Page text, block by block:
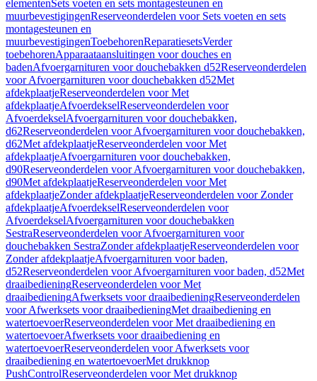
elementenSets voeten en sets montagesteunen en
muurbevestigingenReserveonderdelen voor Sets voeten en sets
montagesteunen en
muurbevestigingenToebehorenReparatiesetsVerder
toebehorenApparaataansluitingen voor douches en
badenAfvoergarnituren voor douchebakken d52Reserveonderdelen
voor Afvoergarnituren voor douchebakken d52Met
afdekplaatjeReserveonderdelen voor Met
afdekplaatjeAfvoerdekselReserveonderdelen voor
AfvoerdekselAfvoergarnituren voor douchebakken,
d62Reserveonderdelen voor Afvoergarnituren voor douchebakken,
d62Met afdekplaatjeReserveonderdelen voor Met
afdekplaatjeAfvoergarnituren voor douchebakken,
d90Reserveonderdelen voor Afvoergarnituren voor douchebakken,
d90Met afdekplaatjeReserveonderdelen voor Met
afdekplaatjeZonder afdekplaatjeReserveonderdelen voor Zonder
afdekplaatjeAfvoerdekselReserveonderdelen voor
AfvoerdekselAfvoergarnituren voor douchebakken
SestraReserveonderdelen voor Afvoergarnituren voor
douchebakken SestraZonder afdekplaatjeReserveonderdelen voor
Zonder afdekplaatjeAfvoergarnituren voor baden,
d52Reserveonderdelen voor Afvoergarnituren voor baden, d52Met
draaibedieningReserveonderdelen voor Met
draaibedieningAfwerksets voor draaibedieningReserveonderdelen
voor Afwerksets voor draaibedieningMet draaibediening en
watertoevoerReserveonderdelen voor Met draaibediening en
watertoevoerAfwerksets voor draaibediening en
watertoevoerReserveonderdelen voor Afwerksets voor
draaibediening en watertoevoerMet drukknop
PushControlReserveonderdelen voor Met drukknop